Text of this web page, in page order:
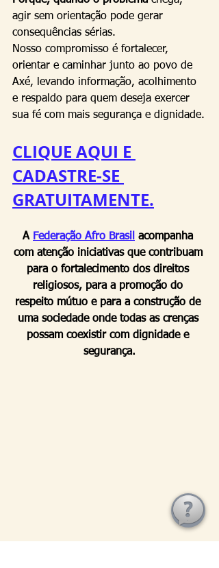
agir sem orientação pode gerar
consequências sérias.
Nosso compromisso é fortalecer,
orientar e caminhar junto ao povo de
Axé, levando informação, acolhimento
e respaldo para quem deseja exercer
sua fé com mais segurança e dignidade.
CLIQUE AQUI E
CADASTRE-SE
GRATUITAMENTE.
A Federação Afro Brasil acompanha
com atenção iniciativas que contribuam
para o fortalecimento dos direitos
religiosos, para a promoção do
respeito mútuo e para a construção de
uma sociedade onde todas as crenças
possam coexistir com dignidade e
segurança.